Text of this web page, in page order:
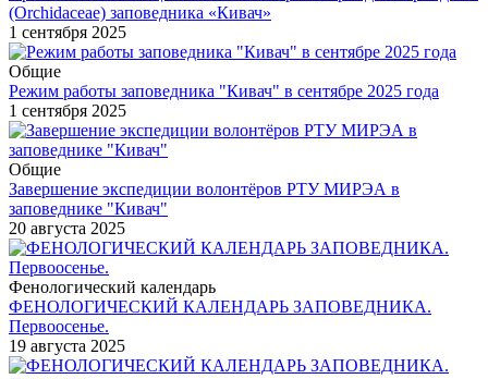
(Orchidaceae) заповедника «Кивач»
1 сентября 2025
Общие
Режим работы заповедника "Кивач" в сентябре 2025 года
1 сентября 2025
Общие
Завершение экспедиции волонтёров РТУ МИРЭА в
заповеднике "Кивач"
20 августа 2025
Фенологический календарь
ФЕНОЛОГИЧЕСКИЙ КАЛЕНДАРЬ ЗАПОВЕДНИКА.
Первоосенье.
19 августа 2025